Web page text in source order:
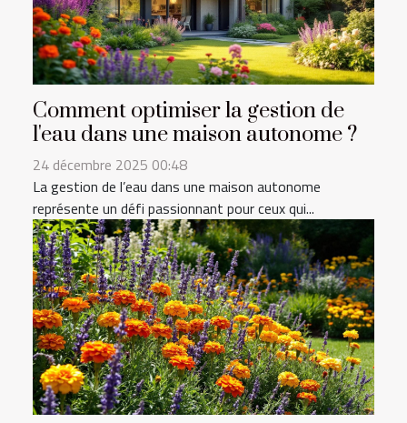
Comment optimiser la gestion de
l'eau dans une maison autonome ?
24 décembre 2025 00:48
La gestion de l’eau dans une maison autonome
représente un défi passionnant pour ceux qui...